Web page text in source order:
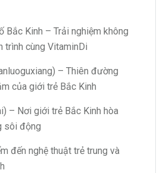
Bắc Kinh – Trải nghiệm không
trình cùng VitaminDi
– Thiên đường
của giới trẻ Bắc Kinh
– Nơi giới trẻ Bắc Kinh hòa
sôi động
đến nghệ thuật trẻ trung và